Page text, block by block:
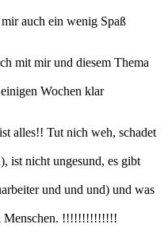
auch ein wenig Spaß
mit mir und diesem Thema
Wochen klar
alles!! Tut nich weh, schadet
ist nicht ungesund, es gibt
und und und) und was
Menschen. !!!!!!!!!!!!!!